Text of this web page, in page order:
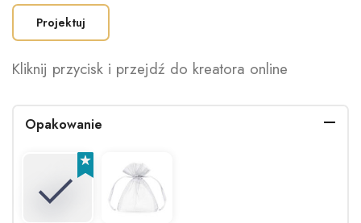
Projektuj
Kliknij przycisk i przejdź do kreatora online
Opakowanie